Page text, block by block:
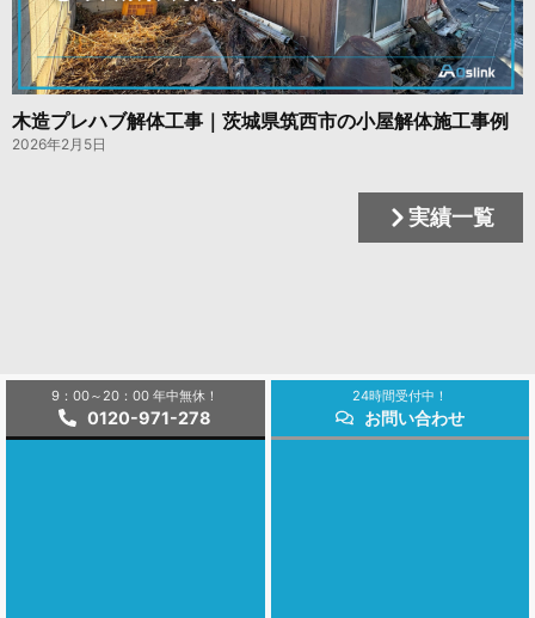
木造プレハブ解体工事｜茨城県筑西市の小屋解体施工事例
2026年2月5日
実績一覧
9：00～20：00 年中無休！
0120-971-278
24時間受付中！
お問い合わせ